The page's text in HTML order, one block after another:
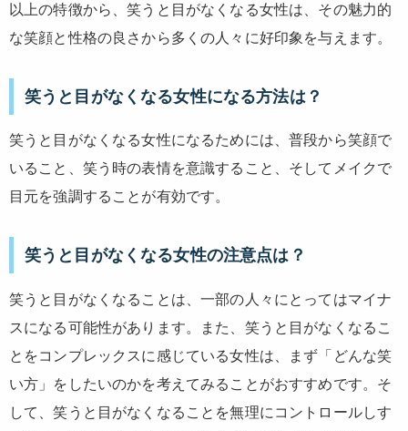
以上の特徴から、笑うと目がなくなる女性は、その魅力的
な笑顔と性格の良さから多くの人々に好印象を与えます。
笑うと目がなくなる女性になる方法は？
笑うと目がなくなる女性になるためには、普段から笑顔で
いること、笑う時の表情を意識すること、そしてメイクで
目元を強調することが有効です。
笑うと目がなくなる女性の注意点は？
笑うと目がなくなることは、一部の人々にとってはマイナ
スになる可能性があります。また、笑うと目がなくなるこ
とをコンプレックスに感じている女性は、まず「どんな笑
い方」をしたいのかを考えてみることがおすすめです。そ
して、笑うと目がなくなることを無理にコントロールしす